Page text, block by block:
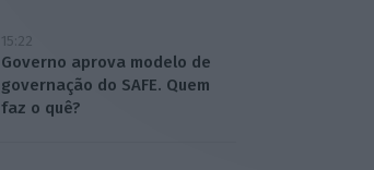
15:22
Governo aprova modelo de
governação do SAFE. Quem
faz o quê?